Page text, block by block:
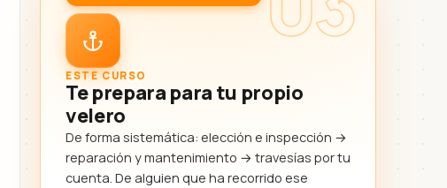
ESTE CURSO
Te prepara para tu propio
velero
De forma sistemática: elección e inspección →
reparación y mantenimiento → travesías por tu
cuenta. De alguien que ha recorrido ese